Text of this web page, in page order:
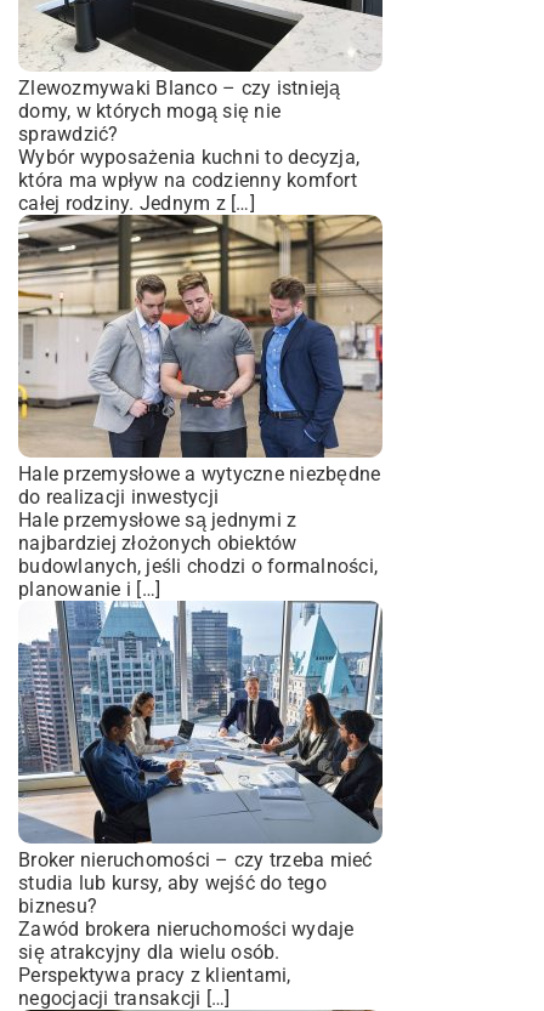
Zlewozmywaki Blanco – czy istnieją
domy, w których mogą się nie
sprawdzić?
Wybór wyposażenia kuchni to decyzja,
która ma wpływ na codzienny komfort
całej rodziny. Jednym z […]
Hale przemysłowe a wytyczne niezbędne
do realizacji inwestycji
Hale przemysłowe są jednymi z
najbardziej złożonych obiektów
budowlanych, jeśli chodzi o formalności,
planowanie i […]
Broker nieruchomości – czy trzeba mieć
studia lub kursy, aby wejść do tego
biznesu?
Zawód brokera nieruchomości wydaje
się atrakcyjny dla wielu osób.
Perspektywa pracy z klientami,
negocjacji transakcji […]